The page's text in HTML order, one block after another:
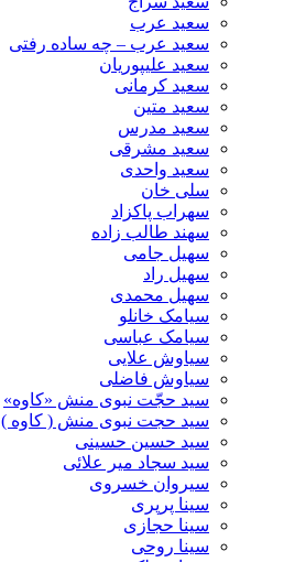
سعید عرب
سعید عرب – چه ساده رفتی
سعید علیپوریان
سعید کرمانی
سعید متین
سعید مدرس
سعید مشرقی
سعید واحدی
سلی خان
سهراب پاکزاد
سهند طالب زاده
سهیل جامی
سهیل راد
سهیل محمدی
سیامک خانلو
سیامک عباسی
سیاوش علایی
سیاوش فاضلی
سید حجّت نبوی منش «کاوه»
سید حجت نبوی منش ( کاوه )
سید حسین حسینى
سید سجاد میر علائی
سیروان خسروی
سینا پرپری
سینا حجازی
سینا روحی